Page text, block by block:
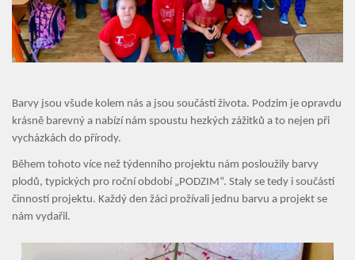
Barvy jsou všude kolem nás a jsou součástí života. Podzim je opravdu
krásně barevný a nabízí nám spoustu hezkých zážitků a to nejen při
vycházkách do přírody.
Během tohoto více než týdenního projektu nám posloužily barvy
plodů, typických pro roční období „PODZIM“. Staly se tedy i součástí
činností projektu. Každý den žáci prožívali jednu barvu a projekt se
nám vydařil.